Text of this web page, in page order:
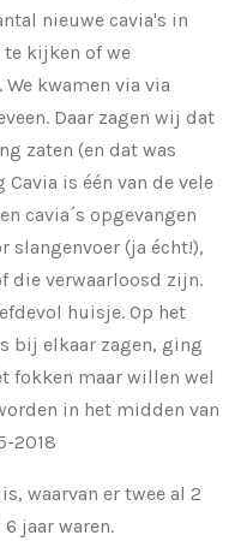
nieuwe cavia's in
te kijken of we
kwamen via via
Daar zagen wij dat
zaten (en dat was
is één van de vele
cavia´s opgevangen
slangenvoer (ja écht!),
die verwaarloosd zijn.
huisje. Op het
bij elkaar zagen, ging
fokken maar willen wel
in het midden van
2018
waarvan er twee al 2
jaar waren.